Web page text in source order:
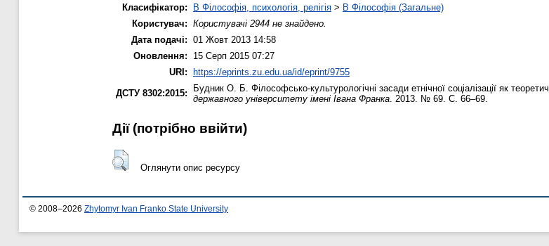
Класифікатор:
B Філософія, психологія, релігія > B Філософія (Загальне)
Користувач: Користувачі 2944 не знайдено.
Дата подачі: 01 Жовт 2013 14:58
Оновлення:
15 Серп 2015 07:27
URI: https://eprints.zu.edu.ua/id/eprint/9755
ДСТУ 8302:2015:
Будник О. Б. Філософсько-культурологічні засади етнічної соціалізації як
державного університету імені Івана Франка . 2013. № 69. С. 66–69.
Дії ​​(потрібно ввійти)
Оглянути опис ресурсу
© 2008–2026 Zhytomyr Ivan Franko State University